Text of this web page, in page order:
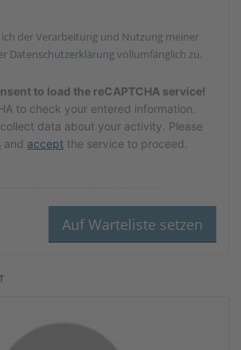
der Verarbeitung und Nutzung meiner
Datenschutzerklärungvollumfänglich zu.
to load the reCAPTCHA service!
to check your entered information.
data about your activity. Please
and accept the service to proceed.